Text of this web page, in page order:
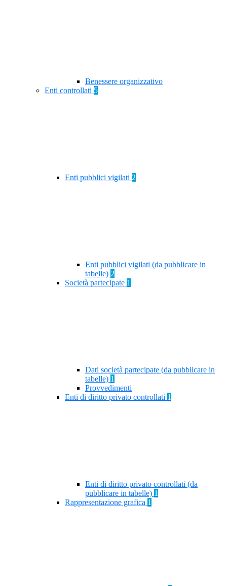
Benessere organizzativo
Enti controllati 5
Enti pubblici vigilati 2
Enti pubblici vigilati (da pubblicare in
tabelle) 2
Società partecipate 1
Dati società partecipate (da pubblicare in
tabelle) 1
Provvedimenti
Enti di diritto privato controllati 1
Enti di diritto privato controllati (da
pubblicare in tabelle) 1
Rappresentazione grafica 1